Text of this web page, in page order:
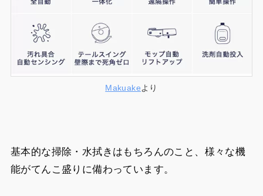
Makuakeより
基本的な掃除・水拭きはもちろんのこと、様々な機
能がてんこ盛りに備わっています。